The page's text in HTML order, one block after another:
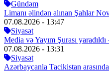
Gündəm
Limanı əlindən alınan Şahlar
07.08.2026 - 13:47
Siyasət
Media və Yayım Şurası
07.08.2026 - 13:31
Siyasət
Azərbaycanla Tacikistan